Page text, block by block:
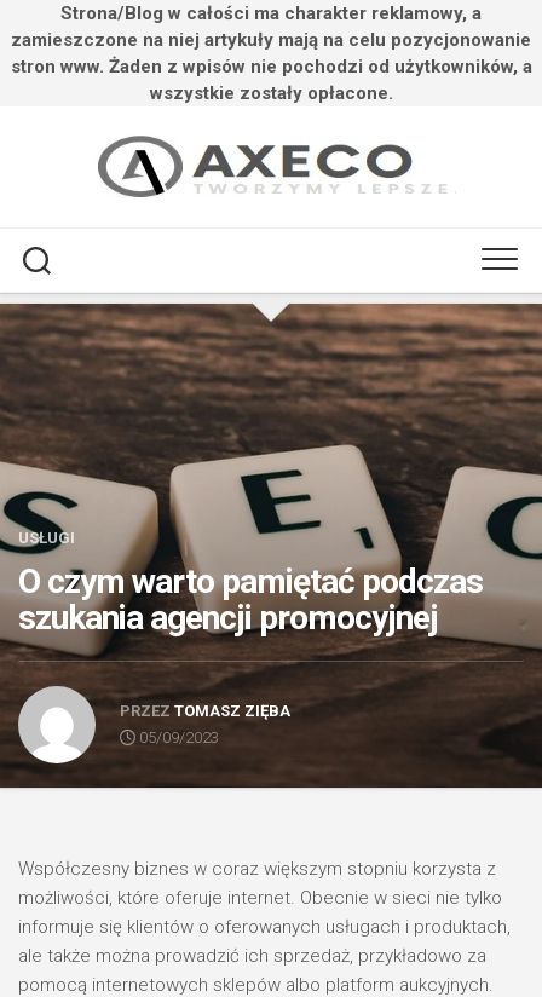
Strona/Blog w całości ma charakter reklamowy, a
zamieszczone na niej artykuły mają na celu pozycjonowanie
stron www. Żaden z wpisów nie pochodzi od użytkowników, a
wszystkie zostały opłacone.
USŁUGI
O czym warto pamiętać podczas
szukania agencji promocyjnej
PRZEZ TOMASZ ZIĘBA
05/09/2023
Współczesny biznes w coraz większym stopniu korzysta z
możliwości, które oferuje internet. Obecnie w sieci nie tylko
informuje się klientów o oferowanych usługach i produktach,
ale także można prowadzić ich sprzedaż, przykładowo za
pomocą internetowych sklepów albo platform aukcyjnych.